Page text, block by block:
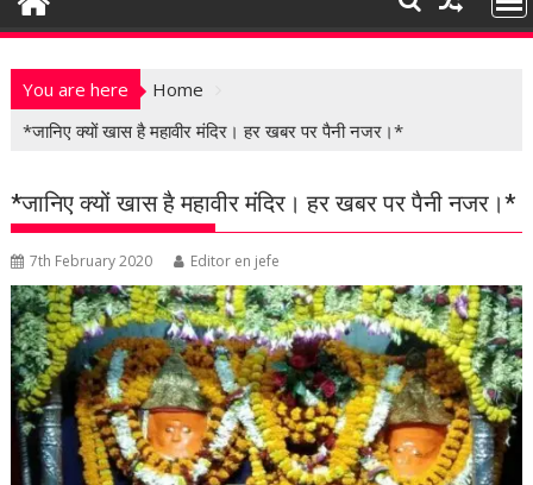
n
You are here
Home
*जानिए क्यों खास है महावीर मंदिर। हर खबर पर पैनी नजर।*
*जानिए क्यों खास है महावीर मंदिर। हर खबर पर पैनी नजर।*
7th February 2020 Editor en jefe